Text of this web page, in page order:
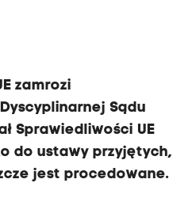
zamrozi
Sądu
Sprawiedliwości UE
do ustawy przyjętych,
jest procedowane.